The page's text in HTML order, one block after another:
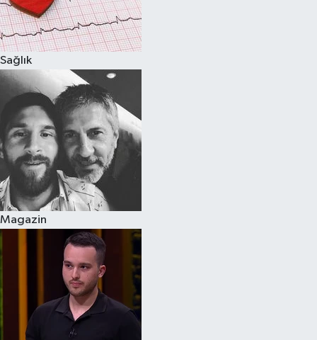
Sağlık
Magazin
Spor
Çocuk
Eğitim
Hava Durumu
Kadın
Kim kimdir?
Kültür Sanat
Sağlık